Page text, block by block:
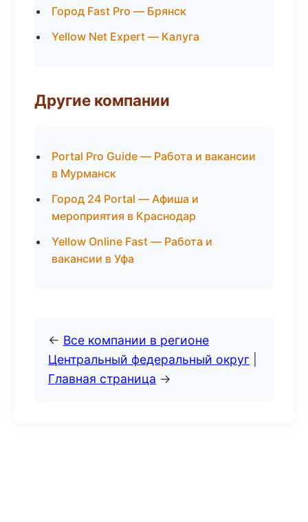
Город Fast Pro — Брянск
Yellow Net Expert — Калуга
Другие компании
Portal Pro Guide — Работа и вакансии
в Мурманск
Город 24 Portal — Афиша и
мероприятия в Краснодар
Yellow Online Fast — Работа и
вакансии в Уфа
← Все компании в регионе
Центральный федеральный округ
Главная страница →